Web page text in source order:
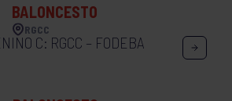
BALONCESTO
RGCC
C: RGCC – FODEBA